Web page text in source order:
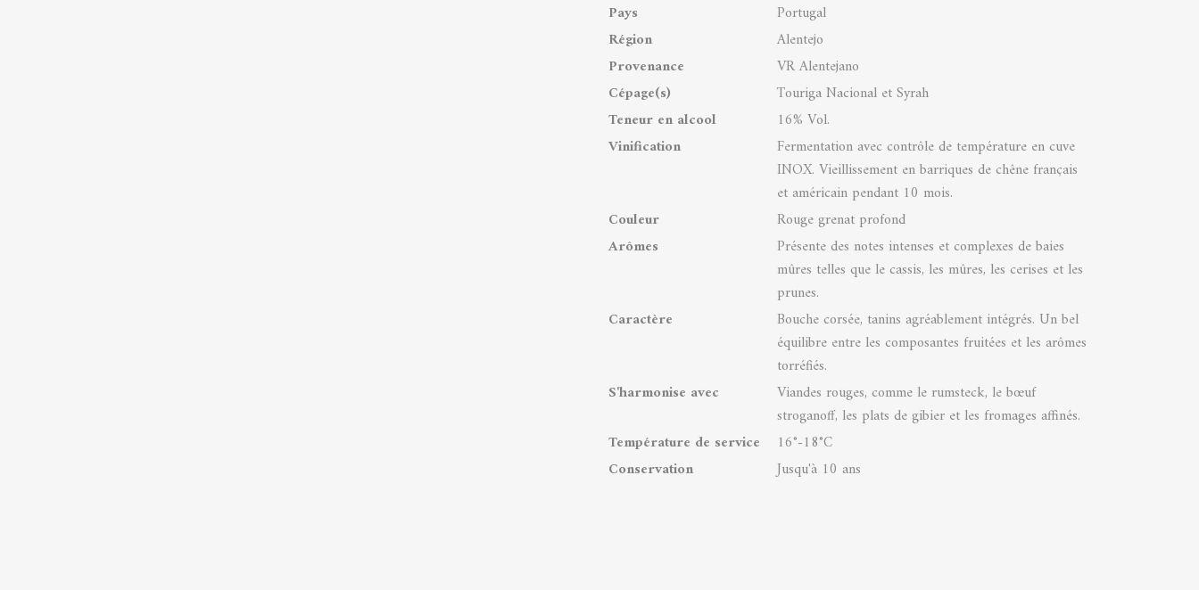
Pays
Portugal
Région
Alentejo
Provenance
VR Alentejano
Cépage(s)
Touriga Nacional et Syrah
Teneur en alcool
16% Vol.
Vinification
Fermentation avec contrôle de température en cuve
INOX. Vieillissement en barriques de chêne français
et américain pendant 10 mois.
Couleur
Rouge grenat profond
Arômes
Présente des notes intenses et complexes de baies
mûres telles que le cassis, les mûres, les cerises et les
prunes.
Caractère
Bouche corsée, tanins agréablement intégrés. Un bel
équilibre entre les composantes fruitées et les arômes
torréfiés.
S'harmonise avec
Viandes rouges, comme le rumsteck, le bœuf
stroganoff, les plats de gibier et les fromages affinés.
Température de service
16°-18°C
Conservation
Jusqu'à 10 ans